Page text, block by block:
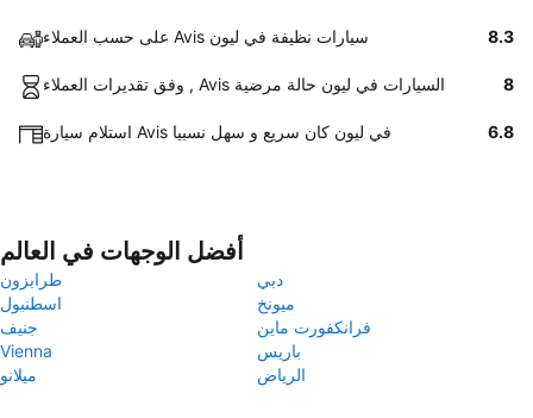
على حسب العملاء Avis سيارات نظيفة في ليون 8.3
وفق تقديرات العملاء , Avis السيارات في ليون حالة مرضية 8
استلام سيارة Avis في ليون كان سريع و سهل نسبيا 6.8
أفضل الوجهات في العالم
طرابزون
دبي
اسطنبول
ميونخ
جنيف
فرانكفورت ماين
Vienna
باريس
ميلانو
الرياض